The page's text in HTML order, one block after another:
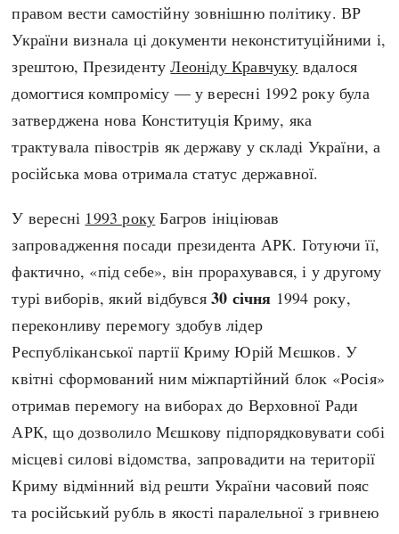
правом вести самостійну зовнішню політику. ВР
України визнала ці документи неконституційними і,
зрештою, ПрезидентуЛеоніду Кравчуку вдалося
домогтися компромісу — у вересні 1992 року була
затверджена нова Конституція Криму, яка
трактувала півострів як державу у складі України, а
російська мова отримала статус державної.
У вересні 1993 року Багров ініціював
запровадження посади президента АРК. Готуючи її,
фактично, «під себе», він прорахувався, і у другому
турі виборів, який відбувся30 січня 1994 року,
переконливу перемогу здобув лідер
Республіканської партії Криму Юрій Мєшков. У
квітні сформований ним міжпартійний блок «Росія»
отримав перемогу на виборах до Верховної Ради
АРК, що дозволило Мєшкову підпорядковувати собі
місцеві силові відомства, запровадити на території
Криму відмінний від решти України часовий пояс
та російський рубль в якості паралельної з гривнею